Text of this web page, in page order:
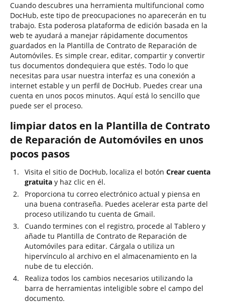
Cuando descubres una herramienta multifuncional como
DocHub, este tipo de preocupaciones no aparecerán en tu
trabajo. Esta poderosa plataforma de edición basada en la
web te ayudará a manejar rápidamente documentos
guardados en la Plantilla de Contrato de Reparación de
Automóviles. Es simple crear, editar, compartir y convertir
tus documentos dondequiera que estés. Todo lo que
necesitas para usar nuestra interfaz es una conexión a
internet estable y un perfil de DocHub. Puedes crear una
cuenta en unos pocos minutos. Aquí está lo sencillo que
puede ser el proceso.
limpiar datos en la Plantilla de Contrato
de Reparación de Automóviles en unos
pocos pasos
Visita el sitio de DocHub, localiza el botón Crear cuenta
gratuita y haz clic en él.
Proporciona tu correo electrónico actual y piensa en
una buena contraseña. Puedes acelerar esta parte del
proceso utilizando tu cuenta de Gmail.
Cuando termines con el registro, procede al Tablero y
añade tu Plantilla de Contrato de Reparación de
Automóviles para editar. Cárgala o utiliza un
hipervínculo al archivo en el almacenamiento en la
nube de tu elección.
Realiza todos los cambios necesarios utilizando la
barra de herramientas inteligible sobre el campo del
documento.